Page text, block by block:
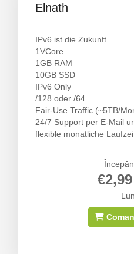
Elnath
IPv6 ist die Zukunft
1VCore
1GB RAM
10GB SSD
IPv6 Only
/128 oder /64
Fair-Use Traffic (~5TB/
24/7 Support per E-Mail
flexible monatliche